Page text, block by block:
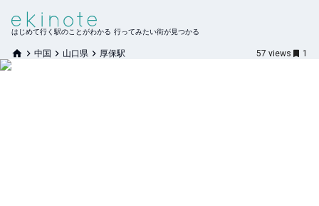
はじめて行く駅のことがわかる 行ってみたい街が見つかる
中国 山口県 厚保駅 57 views 1